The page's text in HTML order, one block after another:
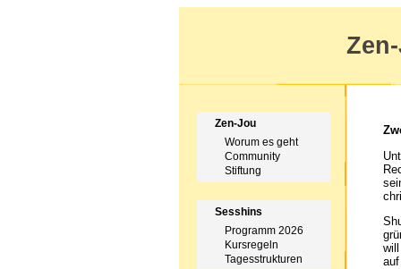
Zen-Jou
Worum es geht
Community
Stiftung
Sesshins
Programm 2026
Kursregeln
Tagesstrukturen